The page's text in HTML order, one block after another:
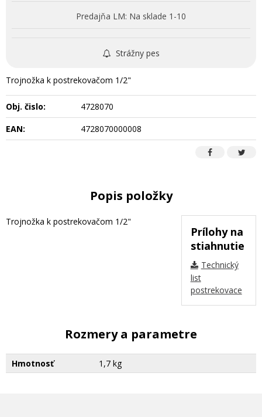
Predajňa LM: Na sklade 1-10
Strážny pes
Trojnožka k postrekovačom 1/2"
Obj. čislo:
4728070
EAN:
4728070000008
Popis položky
Prílohy na
stiahnutie
Technický
list
postrekovace
Trojnožka k postrekovačom 1/2"
Rozmery a parametre
Hmotnosť 1,7 kg